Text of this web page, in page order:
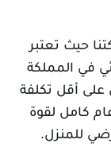
حيث تعتبر
في المملكة
أقل تكلفة
كامل لقوة
للمنزل.